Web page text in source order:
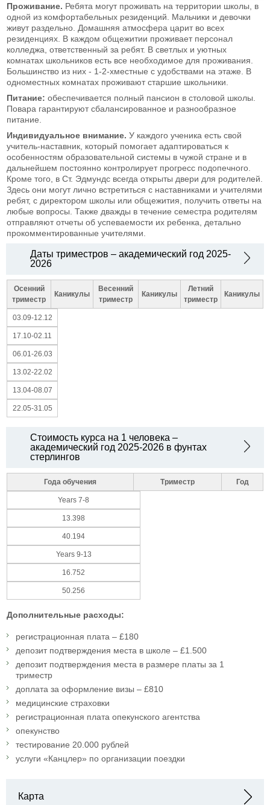
Проживание. Ребята могут проживать на территории школы, в
одной из комфортабельных резиденций. Мальчики и девочки
живут раздельно. Домашняя атмосфера царит во всех
резиденциях. В каждом общежитии проживает персонал
колледжа, ответственный за ребят. В светлых и уютных
комнатах школьников есть все необходимое для проживания.
Большинство из них - 1-2-хместные с удобствами на этаже. В
одноместных комнатах проживают старшие школьники.
Питание: обеспечивается полный пансион в столовой школы.
Повара гарантируют сбалансированное и разнообразное
питание.
Индивидуальное внимание. У каждого ученика есть свой
учитель-наставник, который помогает адаптироваться к
особенностям образовательной системы в чужой стране и в
дальнейшем постоянно контролирует прогресс подопечного.
Кроме того, в Ст. Эдмундс всегда открыты двери для родителей.
Здесь они могут лично встретиться с наставниками и учителями
ребят, с директором школы или общежития, получить ответы на
любые вопросы. Также дважды в течение семестра родителям
отправляют отчеты об успеваемости их ребенка, детально
прокомментированные учителями.
Даты триместров – академический год 2025-
2026
Осенний
триместр
Каникулы
Весенний
триместр
Каникулы
Летний
триместр
Каникулы
03.09-12.12
17.10-02.11
06.01-26.03
13.02-22.02
13.04-08.07
22.05-31.05
Стоимость курса на 1 человека –
академический год 2025-2026 в фунтах
стерлингов
Года обучения Триместр Год
Years 7-8
13.398
40.194
Years 9-13
16.752
50.256
Дополнительные расходы:
регистрационная плата – £180
депозит подтверждения места в школе – £1.500
депозит подтверждения места в размере платы за 1
триместр
доплата за оформление визы – £810
медицинские страховки
регистрационная плата опекунского агентства
опекунство
тестирование 20.000 рублей
услуги «Канцлер» по организации поездки
Карта